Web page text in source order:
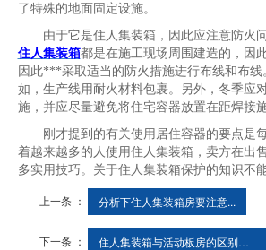
了特殊的地面固定设施。
由于它是住人集装箱，因此应注意防火
住人集装箱都是在施工现场周围建造的，因
因此***采取适当的防火措施进行布线和布线
如，生产线用耐火材料包裹。另外，冬季应
施，并应尽量避免将住宅容器放置在距焊接
刚才提到的有关使用居住容器的要点是
着越来越多的人使用住人集装箱，卖方在出
多实用技巧。关于住人集装箱保护的知识不
上一条 ： 分析下住人集装箱房要注意...
下一条 ： 住人集装箱与活动板房的区别对比